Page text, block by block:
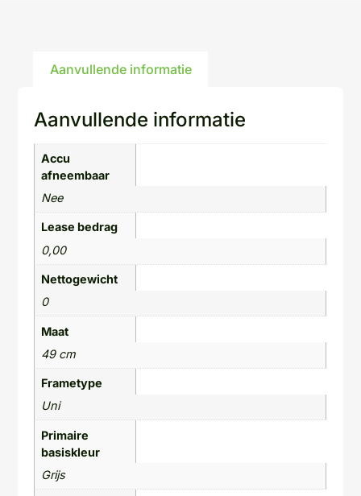
Aanvullende informatie
Aanvullende informatie
Accu
afneembaar
Nee
Lease bedrag
0,00
Nettogewicht
0
Maat
49 cm
Frametype
Uni
Primaire
basiskleur
Grijs